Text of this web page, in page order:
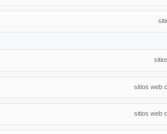
sitios web
sitios web